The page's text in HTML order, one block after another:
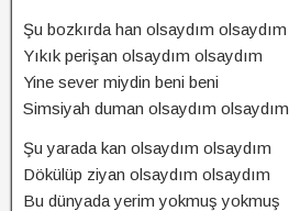
Şu bozkırda han olsaydım olsaydım
Yıkık perişan olsaydım olsaydım
Yine sever miydin beni beni
Simsiyah duman olsaydım olsaydım
Şu yarada kan olsaydım olsaydım
Dökülüp ziyan olsaydım olsaydım
Bu dünyada yerim yokmuş yokmuş